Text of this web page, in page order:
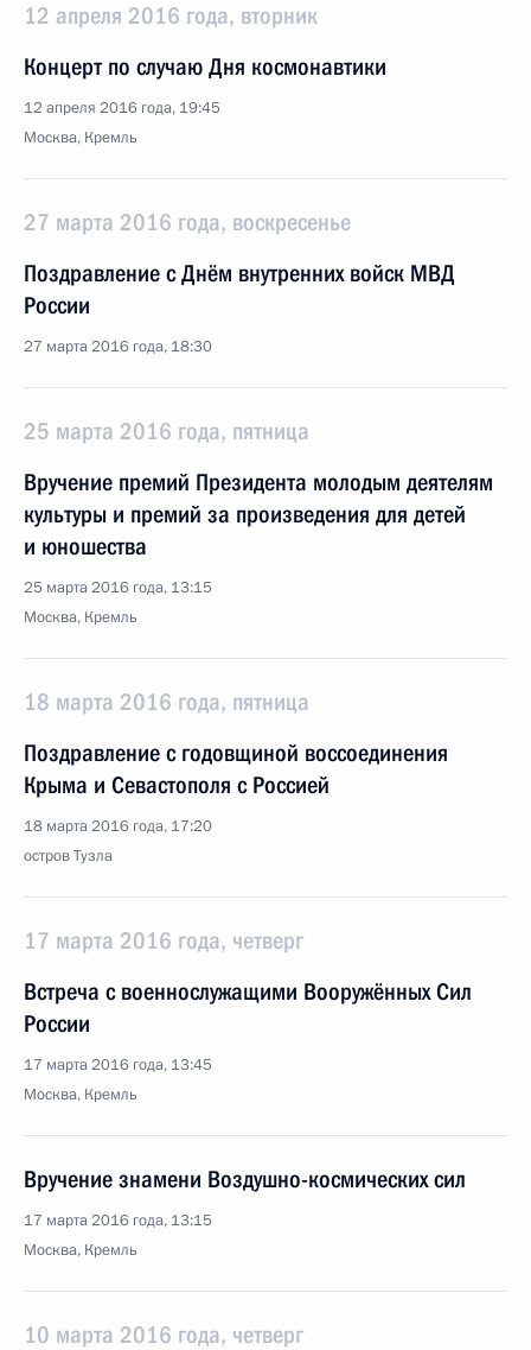
12 апреля 2016 года, вторник
Концерт по случаю Дня космонавтики
12 апреля 2016 года, 19:45
Москва, Кремль
27 марта 2016 года, воскресенье
Поздравление с Днём внутренних войск МВД
России
27 марта 2016 года, 18:30
25 марта 2016 года, пятница
Вручение премий Президента молодым деятелям
культуры и премий за произведения для детей
и юношества
25 марта 2016 года, 13:15
Москва, Кремль
18 марта 2016 года, пятница
Поздравление с годовщиной воссоединения
Крыма и Севастополя с Россией
18 марта 2016 года, 17:20
остров Тузла
17 марта 2016 года, четверг
Встреча с военнослужащими Вооружённых Сил
России
17 марта 2016 года, 13:45
Москва, Кремль
Вручение знамени Воздушно-космических сил
17 марта 2016 года, 13:15
Москва, Кремль
10 марта 2016 года, четверг